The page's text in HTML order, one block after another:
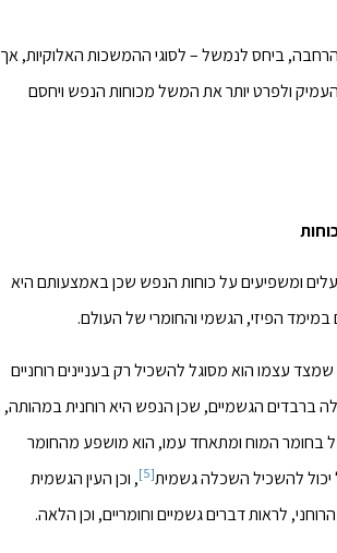
ביחס לנמשל – לסוגי ההמשכות האלוקיות, אך
ולפרט יותר את המשל מכוחות הנפש ויחסם
ומשפיעים על כוחות הנפש שכן באמצעותם היא
הפיזי, הגשמי והחומרי של העולם.
עצמו הוא מסוגל להשכיל רק בעניינים רוחניים
ברבדים הגשמיים, שכן הנפש היא רוחנית במהותה,
המוח ומתאחד עמו, הוא מושפע מהחומר
להשכיל השכלה גשמית[5]
, וכן העין הגשמית
לראות דברים גשמיים וחומריים, וכן הלאה.